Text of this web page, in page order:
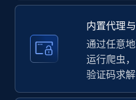
price, Currency,
more.
5.7K+
内置代理
通过任意
运行爬虫
验证码求解